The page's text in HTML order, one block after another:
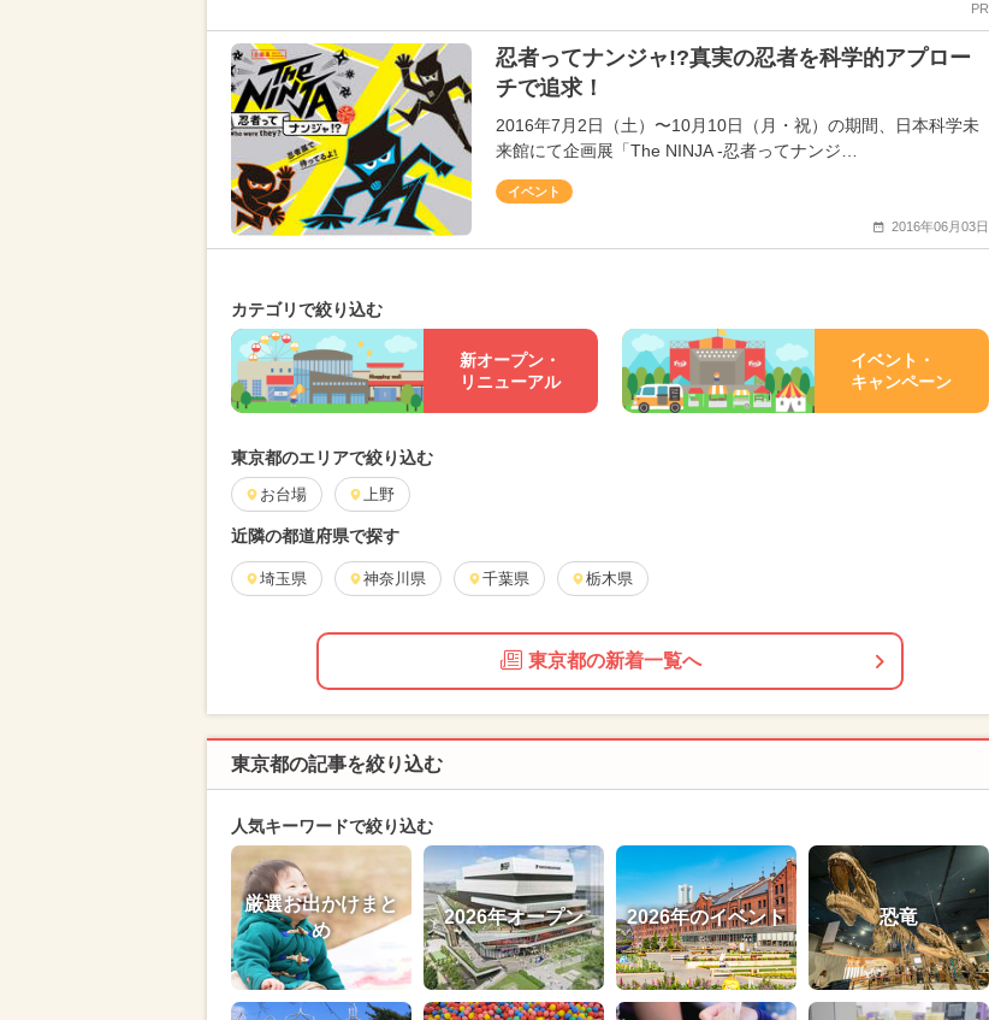
PR
忍者ってナンジャ!?真実の忍者を科学的アプロー
チで追求！
2016年7月2日（土）〜10月10日（月・祝）の期間、日本科学未
来館にて企画展「The NINJA -忍者ってナンジ…
イベント
2016年06月03日
カテゴリで絞り込む
新オープン・
リニューアル
イベント・
キャンペーン
東京都のエリアで絞り込む
お台場 上野
近隣の都道府県で探す
埼玉県 神奈川県 千葉県 栃木県
東京都の新着一覧へ
東京都の記事を絞り込む
人気キーワードで絞り込む
厳選お出かけまと
め
2026年オープン 2026年のイベント 恐竜